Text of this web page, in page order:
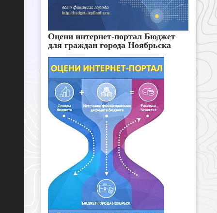
Оцени интернет-портал Бюджет
для граждан города Ноябрьска